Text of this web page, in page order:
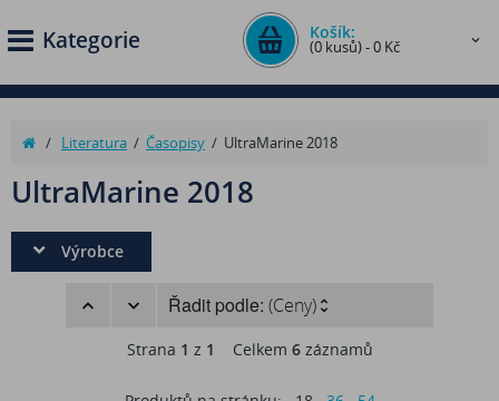
Kategorie Košík:
(0 kusů) - 0 Kč
/ Literatura / Časopisy / UltraMarine 2018
UltraMarine 2018
Výrobce
Řadit podle: (Ceny)
Strana 1 z 1 Celkem 6záznamů